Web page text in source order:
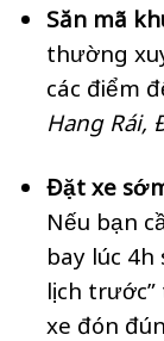
Săn mã
thường
các điểm
Hang Rái,
Đặt xe
Nếu bạn
bay lúc
lịch
xe đón